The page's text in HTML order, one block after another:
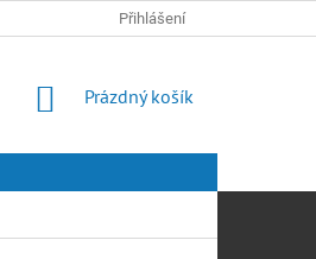
Přihlášení
NÁKUPNÍ
Prázdný košík